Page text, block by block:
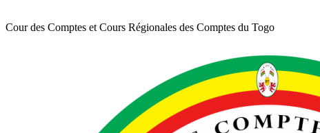
Cour des Comptes et Cours Régionales des Comptes du Togo